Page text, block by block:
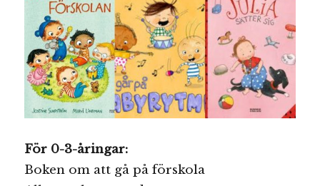
För 0-3-åringar:
Boken om att gå på förskola